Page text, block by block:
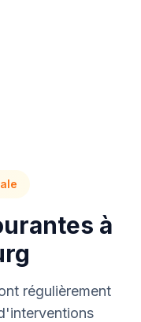
à
régulièrement